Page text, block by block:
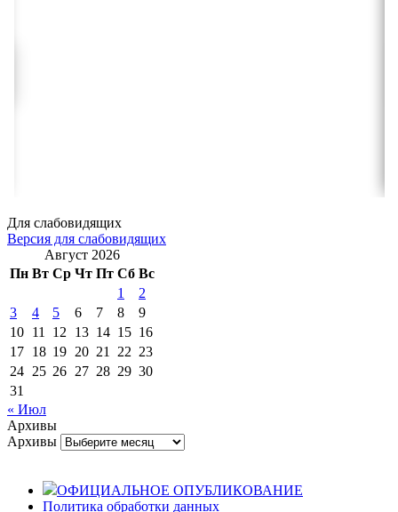
Для слабовидящих
Версия для слабовидящих
Август 2026
Пн Вт Ср Чт Пт Сб Вс
1
2
3
4 5 6 7 8
9
10 11 12 13 14 15 16
17 18 19 20 21 22 23
24 25 26 27 28 29 30
31
« Июл
Архивы
Архивы
ОФИЦИАЛЬНОЕ ОПУБЛИКОВАНИЕ
Политика обработки данных